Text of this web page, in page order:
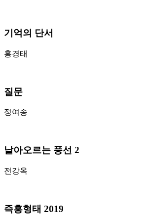
기억의 단서
홍경태
질문
정여송
날아오르는 풍선 2
전강옥
즉흥형태 2019